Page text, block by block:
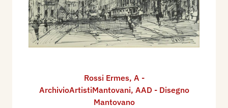
Rossi Ermes, A -
ArchivioArtistiMantovani, AAD - Disegno
Mantovano